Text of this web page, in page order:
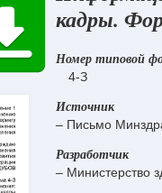
кадры.
Номер типовой
4-З
Источник
– Письмо
Разработчик
– Министерство